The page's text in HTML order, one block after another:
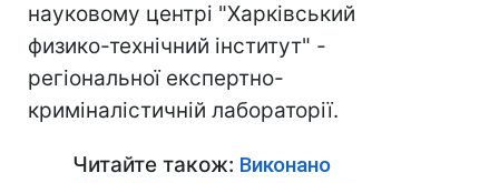
науковому центрі "Харківський
физико-технічний інститут" -
регіональної експертно-
криміналістичній лабораторії.
Читайте також: Виконано